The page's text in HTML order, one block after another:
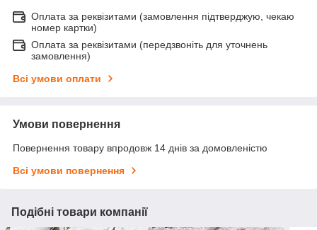
Оплата за реквізитами (замовлення підтверджую, чекаю
номер картки)
Оплата за реквізитами (передзвоніть для уточнень
замовлення)
Всі умови оплати
Умови повернення
Повернення товару впродовж 14 днів за домовленістю
Всі умови повернення
Подібні товари компанії